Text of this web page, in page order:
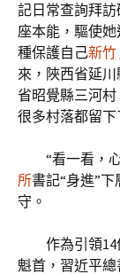
記日常查詢拜
座本能，驅使
種保護自己新竹
來，陜西省延
省昭覺縣三河
很多村落都留下
“看一看，
所書記“身進”
守。
作為引領
魁首，習近平